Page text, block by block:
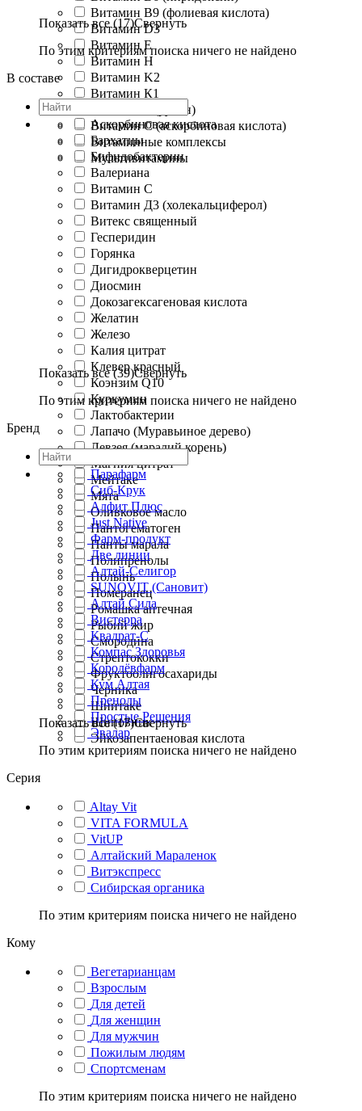
Витамин B9 (фолиевая кислота)
Витамин D3
Витамин E
Витамин H
Витамин K2
Витамин К1
Витамин Р (рутин)
Витамин С (аскорбиновая кислота)
Витаминные комплексы
Мультивитамины
Показать все (17)Свернуть
По этим критериям поиска ничего не найдено
В составе
Аскорбиновая кислота
Бархатцы
Бифидобактерии
Валериана
Витамин C
Витамин Д3 (холекальциферол)
Витекс священный
Гесперидин
Горянка
Дигидрокверцетин
Диосмин
Докозагексагеновая кислота
Желатин
Железо
Калия цитрат
Клевер красный
Коэнзим Q10
Куркумин
Лактобактерии
Лапачо (Муравьиное дерево)
Левзея (маралий корень)
Магния цитрат
Мейтаке
Мята
Оливковое масло
Пантогематоген
Панты марала
Полипренолы
Полынь
Померанец
Ромашка аптечная
Рыбий жир
Смородина
Стрептококки
Фруктоолигосахариды
Черника
Шиитаке
Шиповник
Эйкозапентаеновая кислота
Показать все (39)Свернуть
По этим критериям поиска ничего не найдено
Бренд
Парафарм
Сиб-Крук
Алфит Плюс
Just Native
Фарм-продукт
Две линии
Алтай-Селигор
SUNOVIT (Сановит)
Алтай Сила
Вистерра
Квадрат-С
Компас Здоровья
Королёвфарм
Кум Алтая
Пренолы
Простые Решения
Эвалар
Показать все (17)Свернуть
По этим критериям поиска ничего не найдено
Серия
Altay Vit
VITA FORMULA
VitUP
Алтайский Мараленок
Витэкспресс
Сибирская органика
По этим критериям поиска ничего не найдено
Кому
Вегетарианцам
Взрослым
Для детей
Для женщин
Для мужчин
Пожилым людям
Спортсменам
По этим критериям поиска ничего не найдено